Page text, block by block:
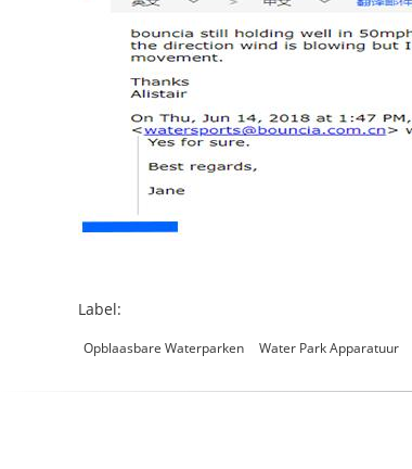
Label:
Opblaasbare Waterparken Water Park Apparatuur